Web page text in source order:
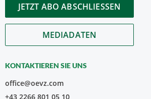
JETZT ABO ABSCHLIESSEN
MEDIADATEN
KONTAKTIEREN SIE UNS
office@oevz.com
+43 2266 801 05 10